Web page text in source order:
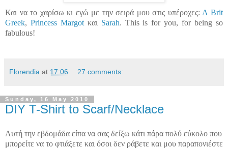
Και να το χαρίσω κι εγώ με την σειρά μου στις υπέροχες:Α Brit
Greek, Princess Margotκαι Sarah. This is for you, for being so
fabulous!
Florendia at 17:06 27 comments:
Sunday, 16 May 2010
DIY T-Shirt to Scarf/Necklace
Αυτή την εβδομάδα είπα να σας δείξω κάτι πάρα πολύ εύκολο που
μπορείτε να το φτιάξετε και όσοι δεν ράβετε και μου παραπονιέστε